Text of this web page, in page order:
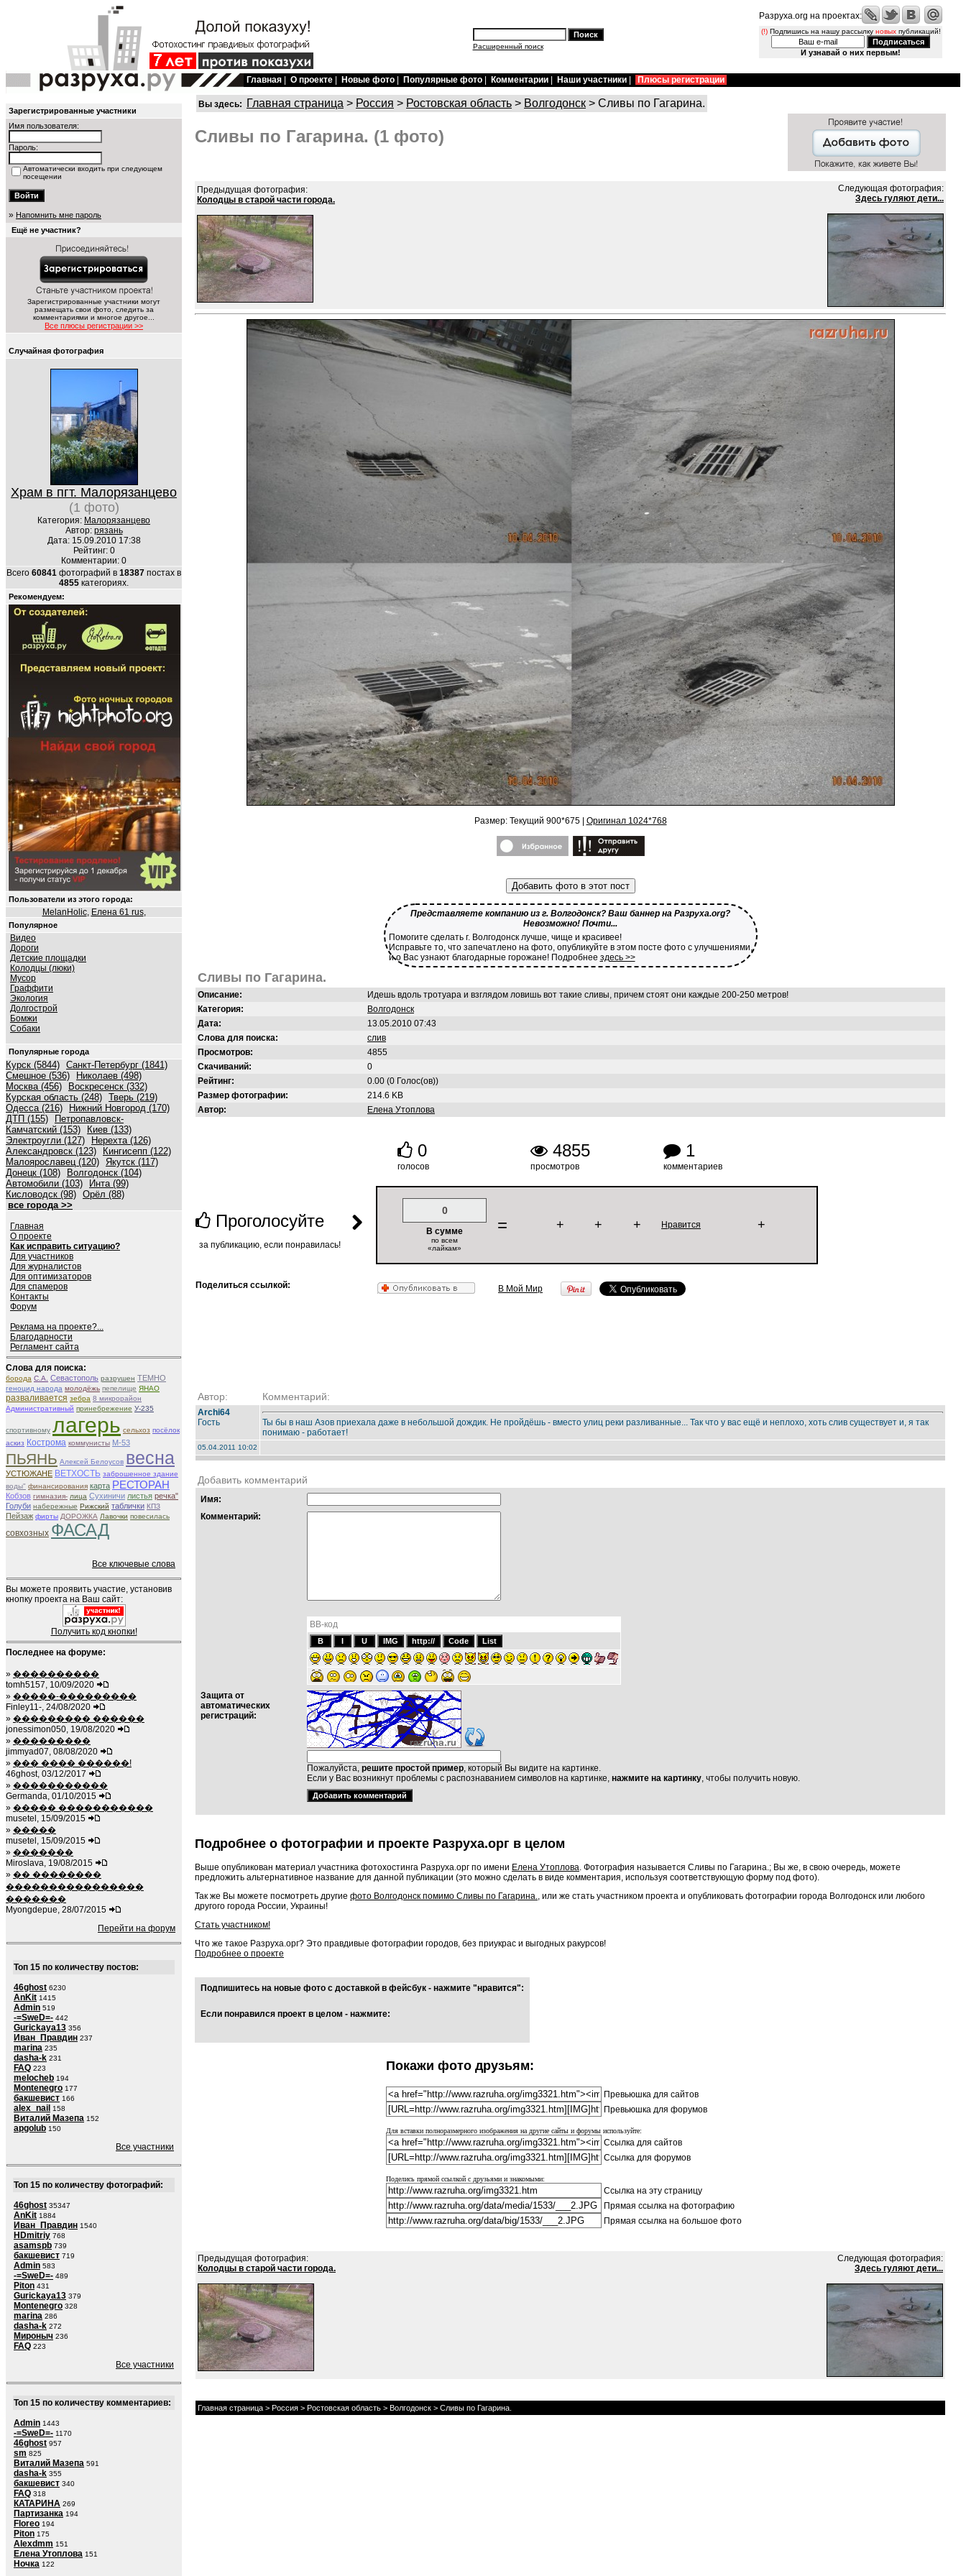
Расширенный поиск
Разруха.org на проектах:
(!)Подпишись на нашу рассылку новыхпубликаций!
И узнавай о них первым!
Главная О проекте Новые фото Популярные фото Комментарии Наши участники Плюсы регистрации
Зарегистрированные участники
Имя пользователя:
Пароль:
Автоматически входить при следующем
посещении
» Напомнить мне пароль
Ещё не участник?
Зарегистрированные участники могут
размещать свои фото, следить за
комментариями и многое другое...
Все плюсы регистрации >>
Случайная фотография
Храм в пгт. Малорязанцево
(1 фото)
Категория: Малорязанцево
Автор: рязань
Дата: 15.09.2010 17:38
Рейтинг: 0
Комментарии: 0
Всего 60841 фотографий в 18387 постах в
4855 категориях.
Рекомендуем:
Пользователи из этого города:
MelanHolic, Елена 61 rus,
Популярное
Видео
Дороги
Детские площадки
Колодцы (люки)
Мусор
Граффити
Экология
Долгострой
Бомжи
Собаки
Популярные города
Курск (5844) Санкт-Петербург (1841)
Смешное (536)
Николаев (498)
Москва (456)
Воскресенск (332)
Курская область (248) Тверь (219)
Одесса (216)
Нижний Новгород (170)
ДТП (155)
Петропавловск-
Камчатский (153)
Киев (133)
Электроугли (127)
Нерехта (126)
Александровск (123)
Кингисепп (122)
Малоярославец (120) Якутск (117)
Донецк (108)
Волгодонск (104)
Автомобили (103)
Инта (99)
Кисловодск (98) Орёл (88)
все города >>
Главная
О проекте
Как исправить ситуацию?
Для участников
Для журналистов
Для оптимизаторов
Для спамеров
Контакты
Форум
Реклама на проекте?...
Благодарности
Регламент сайта
Слова для поиска:
борода С.А. Севастополь разрушен ТЕМНО
геноцид народа молодёжь пепелище ЯНАО
разваливается зебра 8 микрорайон
Административный принебрежение У-235
спортивному лагерь сельхоз посёлок
аскиз Кострома коммунисты М-53
ПЬЯНЬ Алексей Белоусов весна
УСТЮЖАНЕ ВЕТХОСТЬ заброшенное здание
воды" финансирования карта РЕСТОРАН
Кобзов гимназия- лица Сухиничи листья речка"
Голуби набережные Рижский таблички КПЗ
Пейзаж фирты ДОРОЖКА Лавочки повесилась
совхозных ФАСАД
Все ключевые слова
Вы можете проявить участие, установив
кнопку проекта на Ваш сайт:
Получить код кнопки!
Последнее на форуме:
» ����������
tomh5157, 10/09/2020
» �����-���������
Finley11-, 24/08/2020
» ��������� ������
jonessimon050, 19/08/2020
» ���������
jimmyad07, 08/08/2020
» ��� ���� ������!
46ghost, 03/12/2017
» �����������
Germanda, 01/10/2015
» ����� �����������
musetel, 15/09/2015
» �����
musetel, 15/09/2015
» �������
Miroslava, 19/08/2015
» �� ��������
����������������
�������
Myongdepue, 28/07/2015
Перейти на форум
Топ 15 по количеству постов:
46ghost 6230
AnKit 1415
Admin 519
-=SweD=- 442
Gurickaya13 356
Иван_Правдин 237
marina 235
dasha-k 231
FAQ 223
melocheb 194
Montenegro 177
бакшевист 166
alex_nail 158
Виталий Мазепа 152
apgolub 150
Все участники
Топ 15 по количеству фотографий:
46ghost 35347
AnKit 1884
Иван_Правдин 1540
HDmitriy 768
asamspb 739
бакшевист 719
Admin 583
-=SweD=- 489
Piton 431
Gurickaya13 379
Montenegro 328
marina 286
dasha-k 272
Мироныч 236
FAQ 223
Все участники
Топ 15 по количеству комментариев:
Admin 1443
-=SweD=- 1170
46ghost 957
sm 825
Виталий Мазепа 591
dasha-k 355
бакшевист 340
FAQ 318
КАТАРИНА 269
Партизанка 194
Floreo 194
Piton 175
Alexdmm 151
Елена Утоплова 151
Ночка 122
Вы здесь: Главная страница > Россия > Ростовская область > Волгодонск > Сливы по Гагарина.
Сливы по Гагарина. (1 фото)
Предыдущая фотография:
Колодцы в старой части города.
Следующая фотография:
Здесь гуляют дети...
Размер: Текущий 900*675 | Оригинал 1024*768
Добавить фото в этот пост
Представляете компанию из г. Волгодонск? Ваш баннер на Разруха.org?
Невозможно! Почти...
Помогите сделать г. Волгодонск лучше, чище и красивее!
Исправьте то, что запечатлено на фото, опубликуйте в этом посте фото с улучшениями,
и о Вас узнают благодарные горожане! Подробнее здесь >>
Сливы по Гагарина.
Описание:
Идешь вдоль тротуара и взглядом ловишь вот такие сливы, причем стоят они каждые 200-250 метров!
Категория:
Волгодонск
Дата:
13.05.2010 07:43
Слова для поиска:
слив
Просмотров:
4855
Скачиваний:
0
Рейтинг:
0.00 (0 Голос(ов))
Размер фотографии:
214.6 KB
Автор:
Елена Утоплова
Проголосуйте
за публикацию, если понравилась!
0
голосов
4855
просмотров
1
комментариев
0
В сумме
по всем
«лайкам»
= + + + Нравится +
Поделиться ссылкой: В Мой Мир
Автор: Комментарий:
Archi64
Гость
Ты бы в наш Азов приехала даже в небольшой дождик. Не пройдёшь - вместо улиц реки разливанные... Так что у вас ещё и неплохо, хоть слив существует и, я так
понимаю - работает!
05.04.2011 10:02
Добавить комментарий
Имя:
Комментарий:
BB-код
Защита от
автоматических
регистраций:
Пожалуйста, решите простой пример, который Вы видите на картинке.
Если у Вас возникнут проблемы с распознаванием символов на картинке, нажмите на картинку, чтобы получить новую.
Подробнее о фотографии и проекте Разруха.орг в целом
Выше опубликован материал участника фотохостинга Разруха.орг по имени Елена Утоплова. Фотография называется Сливы по Гагарина.; Вы же, в свою очередь, можете
предложить альтернативное название для данной публикации (это можно сделать в виде комментария, используя соответствующую форму под фото).
Так же Вы можете посмотреть другие фото Волгодонск помимо Сливы по Гагарина., или же стать участником проекта и опубликовать фотографии города Волгодонск или любого
другого города России, Украины!
Стать участником!
Что же такое Разруха.орг? Это правдивые фотографии городов, без приукрас и выгодных ракурсов!
Подробнее о проекте
Подпишитесь на новые фото с доставкой в фейсбук - нажмите "нравится":
Если понравился проект в целом - нажмите:
Покажи фото друзьям:
Превьюшка для сайтов
Превьюшка для форумов
Для вставки полноразмерного изображения на другие сайты и форумы используйте:
Ссылка для сайтов
Ссылка для форумов
Поделись прямой ссылкой с друзьями и знакомыми:
Ссылка на эту страницу
Прямая ссылка на фотографию
Прямая ссылка на большое фото
Предыдущая фотография:
Колодцы в старой части города.
Следующая фотография:
Здесь гуляют дети...
Главная страница > Россия > Ростовская область > Волгодонск > Сливы по Гагарина.